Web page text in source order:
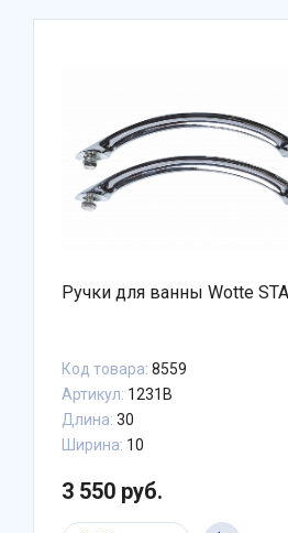
Ручки для ванны Wotte
Код товара: 8559
Артикул: 1231B
Длина: 30
Ширина: 10
3 550 руб.